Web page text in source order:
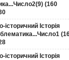
(160
Історія
Історія